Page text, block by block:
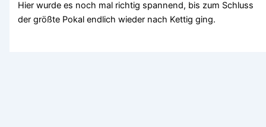
Hier wurde es noch mal richtig spannend, bis zum Schluss
der größte Pokal endlich wieder nach Kettig ging.